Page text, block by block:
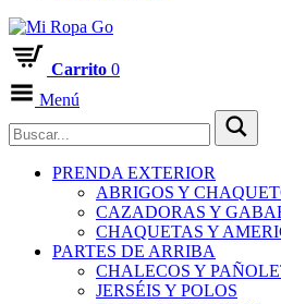
Carrito 0
Menú
PRENDA EXTERIOR
ABRIGOS Y
CAZADORAS Y
CHAQUETAS Y
PARTES DE ARRIBA
CHALECOS Y
JERSÉIS Y POLOS